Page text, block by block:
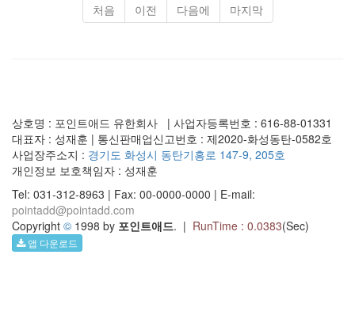
처음 이전 다음에 마지막
상호명 : 포인트애드 유한회사 | 사업자등록번호 : 616-88-01331
대표자 : 성재훈 | 통신판매업신고번호 : 제2020-화성동탄-0582호
사업장주소지 : 경기도 화성시 동탄기흥로 147-9, 205호
개인정보 보호책임자 : 성재훈
Tel: 031-312-8963 | Fax: 00-0000-0000 | E-mail:
pointadd@pointadd.com
Copyright © 1998 by 포인트애드. | RunTime : 0.0383(Sec)
앱 다운로드